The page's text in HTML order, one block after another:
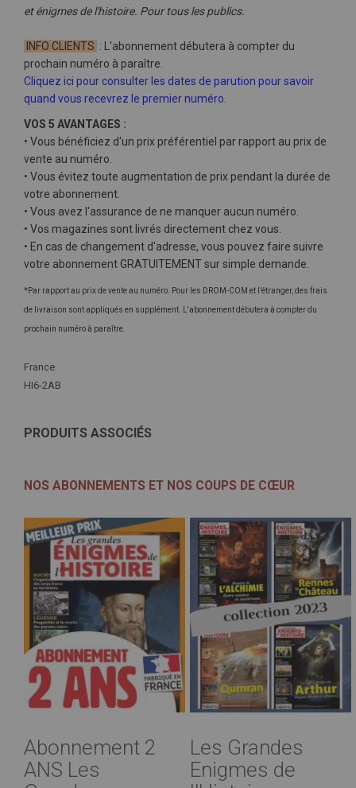
et énigmes de l'histoire. Pour tous les publics.
INFO CLIENTS : L'abonnement débutera à compter du
prochain numéro à paraître.
Cliquez ici pour consulter les dates de parution pour savoir
quand vous recevrez le premier numéro.
VOS 5 AVANTAGES :
• Vous bénéficiez d'un prix préférentiel par rapport au prix de
vente au numéro.
• Vous évitez toute augmentation de prix pendant la durée de
votre abonnement.
• Vous avez l'assurance de ne manquer aucun numéro.
• Vos magazines sont livrés directement chez vous.
• En cas de changement d'adresse, vous pouvez faire suivre
votre abonnement GRATUITEMENT sur simple demande.
*Par rapport au prix de vente au numéro. Pour les DROM-COM et l’étranger, des frais
de livraison sont appliqués en supplément. L'abonnement débutera à compter du
prochain numéro à paraître.
Plus
d'infos
France
HI6-2AB
PRODUITS ASSOCIÉS
NOS ABONNEMENTS ET NOS COUPS DE CŒUR
Abonnement 2
ANS Les
Les Grandes
Enigmes de